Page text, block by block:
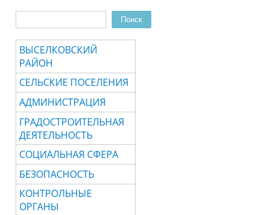
Поиск
ВЫСЕЛКОВСКИЙ
РАЙОН
СЕЛЬСКИЕ ПОСЕЛЕНИЯ
АДМИНИСТРАЦИЯ
ГРАДОСТРОИТЕЛЬНАЯ
ДЕЯТЕЛЬНОСТЬ
СОЦИАЛЬНАЯ СФЕРА
БЕЗОПАСНОСТЬ
КОНТРОЛЬНЫЕ
ОРГАНЫ